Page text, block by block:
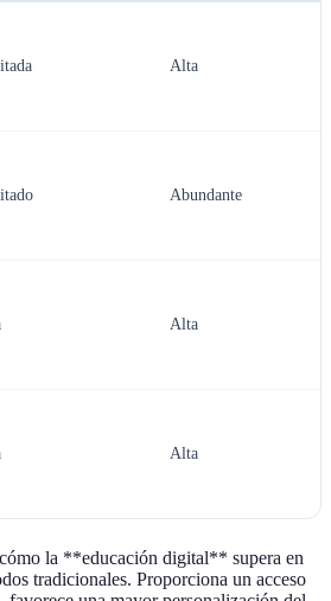
Alta
Abundante
Alta
Alta
la **educación digital** supera en
tradicionales. Proporciona un acceso